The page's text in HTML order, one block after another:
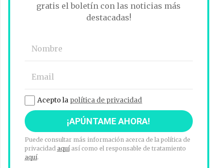
gratis el boletín con las noticias más
destacadas!
Acepto la política de privacidad
Puede consultar más información acerca de la política de
privacidad aquíasí como el responsable de tratamiento
aquí.